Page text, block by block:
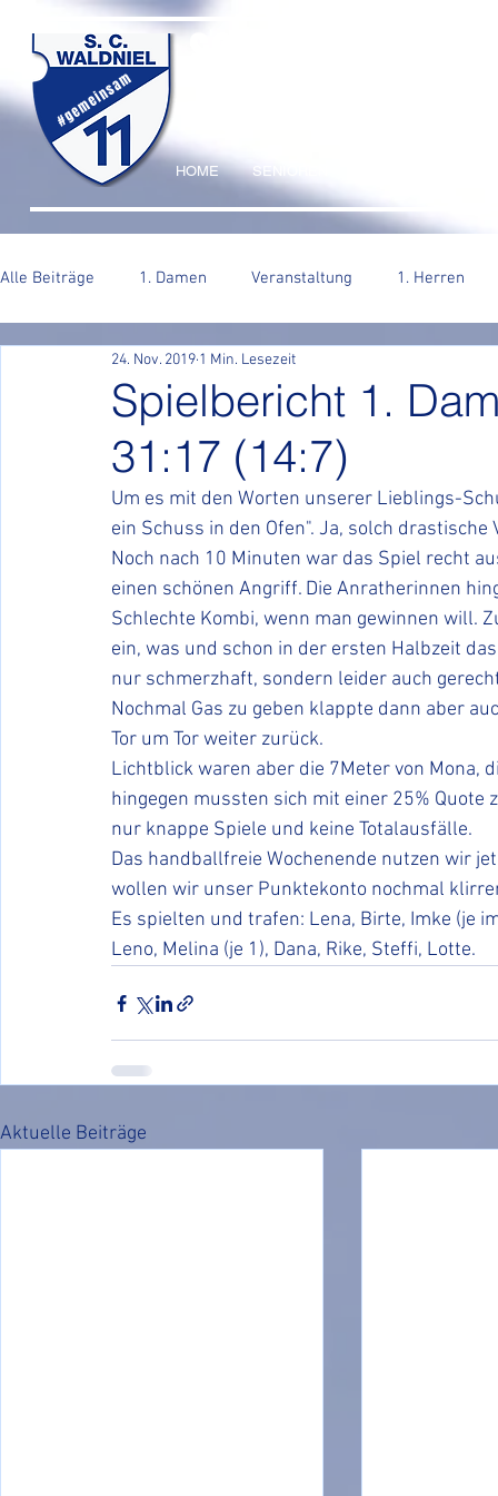
SC WALDNIEL
HOME SENIOREN
#gemeinsam
Alle Beiträge 1. Damen Veranstaltung 1. Herren
Spielbericht 1.
31:17 (14:7)
24. Nov. 2019 1 Min. Lesezeit
Um es mit den Worten unserer Lieblings-
ein Schuss in den Ofen". Ja, solch
Noch nach 10 Minuten war das Spiel recht
einen schönen Angriff. Die Anratherinnen
Schlechte Kombi, wenn man gewinnen will.
ein, was und schon in der ersten Halbzeit
nur schmerzhaft, sondern leider auch
Nochmal Gas zu geben klappte dann aber
Tor um Tor weiter zurück.
Lichtblick waren aber die 7Meter von Mona,
hingegen mussten sich mit einer 25%
nur knappe Spiele und keine Totalausfälle.
Das handballfreie Wochenende nutzen wir
wollen wir unser Punktekonto nochmal
Es spielten und trafen: Lena, Birte, Imke (je
Leno, Melina (je 1), Dana, Rike, Steffi, Lotte.
Aktuelle Beiträge